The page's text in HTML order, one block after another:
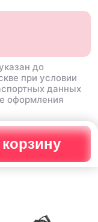
до
при условии
данных
оформления